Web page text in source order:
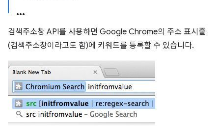
검색주소창 API를 사용하면 Google Chrome의 주소 표시줄
(검색주소창이라고도 함)에 키워드를 등록할 수 있습니다.